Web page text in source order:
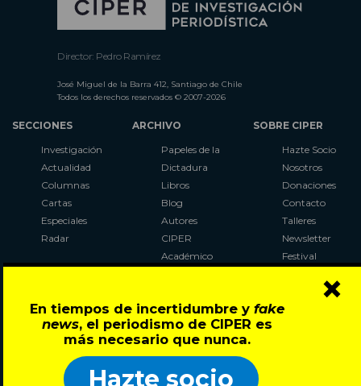
En tiempos de incertidumbre y fake
news, el periodismo de CIPER es
más necesario que nunca.
Hazte socio
×
Director: Pedro Ramírez
José Miguel de la Barra 412, Santiago de Chile
Todos los derechos reservados © 2007-2026
SECCIONES
Investigación
Actualidad
Columnas
Cartas
Especiales
Radar
ARCHIVO
Papeles de la
Dictadura
Libros
Blog
Autores
CIPER
Académico
Al Plebiscito
con CIPER
SOBRE CIPER
Hazte Socio
Nosotros
Donaciones
Contacto
Talleres
Newsletter
Festival